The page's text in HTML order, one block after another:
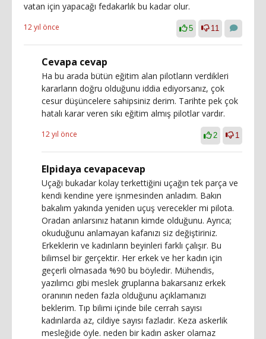
vatan için yapacağı fedakarlık bu kadar olur.
12 yıl önce 5 11
Cevapa cevap
Ha bu arada bütün eğitim alan pilotların verdikleri
kararların doğru olduğunu iddia ediyorsanız, çok
cesur düşüncelere sahipsiniz derim. Tarihte pek çok
hatalı karar veren sıkı eğitim almış pilotlar vardır.
12 yıl önce 2 1
Elpidaya cevapacevap
Uçağı bukadar kolay terkettiğini uçağın tek parça ve
kendi kendine yere işnmesinden anladım. Bakın
bakalım yakında yeniden uçuş verecekler mi pilota.
Oradan anlarsınız hatanın kimde olduğunu. Ayrıca;
okuduğunu anlamayan kafanızı siz değiştiriniz.
Erkeklerin ve kadınların beyinleri farklı çalışır. Bu
bilimsel bir gerçektir. Her erkek ve her kadın için
geçerli olmasada %90 bu böyledir. Mühendis,
yazılımcı gibi meslek gruplarına bakarsanız erkek
oranının neden fazla olduğunu açıklamanızı
beklerim. Tıp bilimi içinde bile cerrah sayısı
kadınlarda az, cildiye sayısı fazladır. Keza askerlik
mesleğide öyle. neden bir kadın asker olamaz